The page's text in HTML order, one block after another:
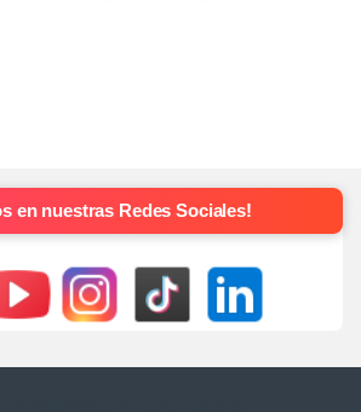
en nuestras Redes Sociales!